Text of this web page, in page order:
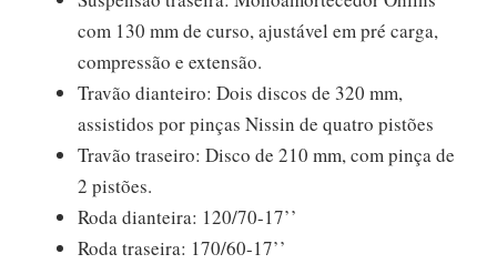
com 130 mm de curso, ajustável em pré carga,
compressão e extensão.
Travão dianteiro: Dois discos de 320 mm,
assistidos por pinças Nissin de quatro pistões
Travão traseiro: Disco de 210 mm, com pinça de
2 pistões.
Roda dianteira: 120/70-17’’
Roda traseira: 170/60-17’’